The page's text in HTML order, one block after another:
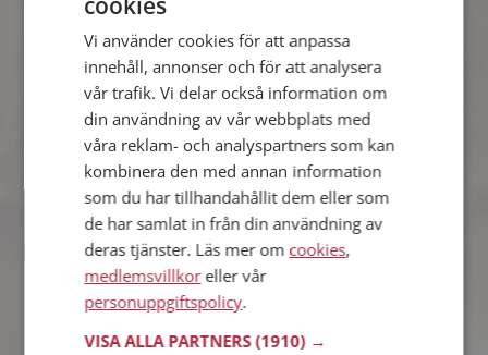
Adam
35 år från Ragunda i Jämtlands län
Tror du Adam har ett fotoalbum på
Mötesplatsen? Bli medlem och kolla.
Det finns tusentals fotoalbum med
spännande bilder på siten.
Anna
Söker man 40 - 51 år
Vill du veta om Anna är rätt för dig? Bli
Vi använder cookies för att anpassa
innehåll, annonser och för att analysera
vår trafik. Vi delar också information om
din användning av vår webbplats med
våra reklam- och analyspartners som kan
kombinera den med annan information
som du har tillhandahållit dem eller som
de har samlat in från din användning av
deras tjänster. Läs mer om cookies,
medlemsvillkoreller vår
personuppgiftspolicy.
VISA ALLA PARTNERS(1910) →